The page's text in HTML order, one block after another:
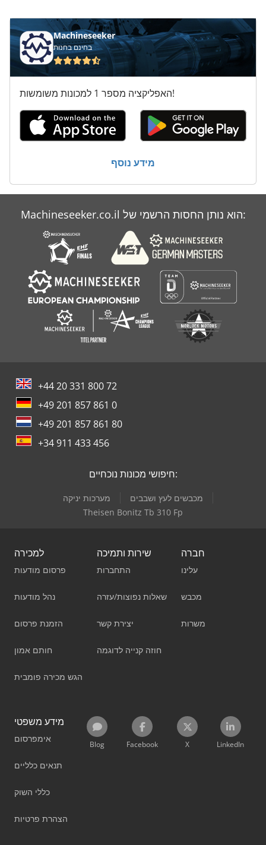
Machineseeker
בחינם בחנות
האפליקציה מספר 1 למכונות משומשות!
מידע נוסף
Machineseeker.co.il הוא נותן החסות הרשמי של:
+44 20 331 800 72
+49 201 857 861 0
+49 201 857 861 80
+34 911 433 456
חיפושי מכונות נוכחיים:
מערכות יניקה
מכבשים לעץ ושבבים
Theisen Bonitz Tb 310 Fp
למכירה
פרסום מודעות
נהל מודעות
הזמנת פרסום
חותם אמון
הגש מכירה פומבית
שירות ותמיכה
התחברות
שאלות נפוצות/עזרה
יצירת קשר
חוזה קנייה לדוגמה
חברה
עלינו
מכבש
משרות
מידע משפטי
אימפרסום
תנאים כלליים
כללי השוק
הצהרת פרטיות
Blog Facebook X LinkedIn